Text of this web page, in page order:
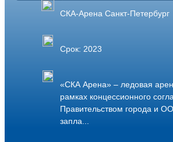
СКА-Арена Санкт-Петербург
Срок: 2023
«СКА Арена» – ледовая
рамках концессионного
Правительством города и
запла...